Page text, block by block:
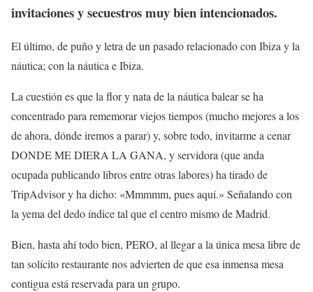
invitaciones y secuestros muy bien intencionados.
El último, de puño y letra de un pasado relacionado con Ibiza y la
náutica; con la náutica e Ibiza.
La cuestión es que la flor y nata de la náutica balear se ha
concentrado para rememorar viejos tiempos (mucho mejores a los
de ahora, dónde iremos a parar) y, sobre todo, invitarme a cenar
DONDE ME DIERA LA GANA, y servidora (que anda
ocupada publicando libros entre otras labores) ha tirado de
TripAdvisor y ha dicho: «Mmmmm, pues aquí.» Señalando con
la yema del dedo índice tal que el centro mismo de Madrid.
Bien, hasta ahí todo bien, PERO, al llegar a la única mesa libre de
tan solícito restaurante nos advierten de que esa inmensa mesa
contigua está reservada para un grupo.